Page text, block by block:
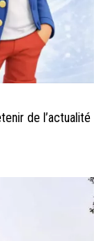
de l’actualité